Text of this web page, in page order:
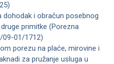
dohodak i obračun posebnog
primitke (Porezna
09-01/1712)
porezu na plaće, mirovine i
za pružanje usluga u